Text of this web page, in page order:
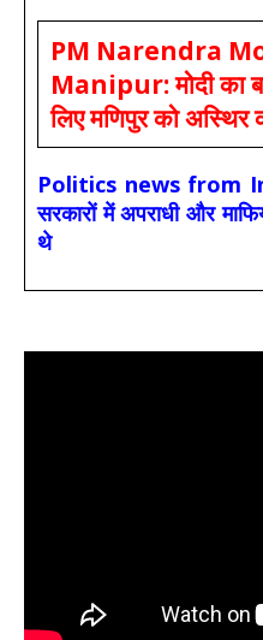
PM Narendra
Manipur: मोदी का
लिए मणिपुर को
Politics news from
सरकारों में अपराधी और
थे